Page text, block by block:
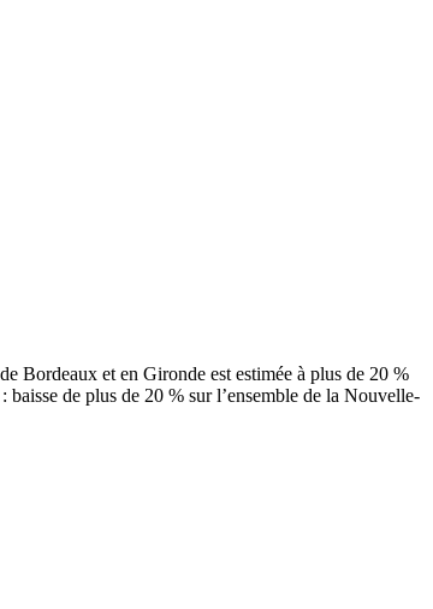
Bordeaux et en Gironde est estimée à plus de 20 %
baisse de plus de 20 % sur l’ensemble de la Nouvelle-